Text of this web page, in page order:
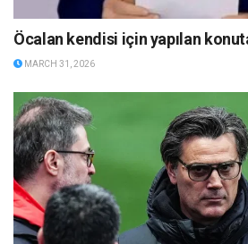
Öcalan kendisi için yapılan
MARCH 31, 2026